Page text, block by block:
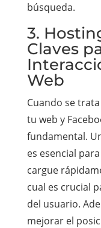
búsqueda.
3.
Claves
Web
Cuando se
tu web y
fundamental.
es esencial
cargue
cual es crucial
del usuario.
mejorar el